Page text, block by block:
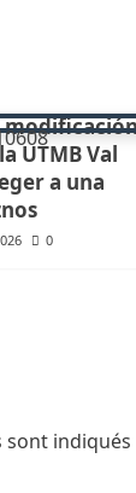
UTMB Val
a una
0
sont indiqués